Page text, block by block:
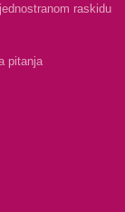
raskidu
pitanja